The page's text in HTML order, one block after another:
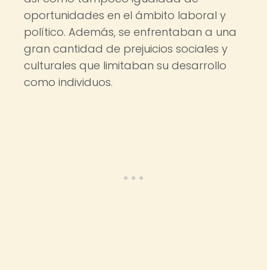
oportunidades en el ámbito laboral y
político. Además, se enfrentaban a una
gran cantidad de prejuicios sociales y
culturales que limitaban su desarrollo
como individuos.